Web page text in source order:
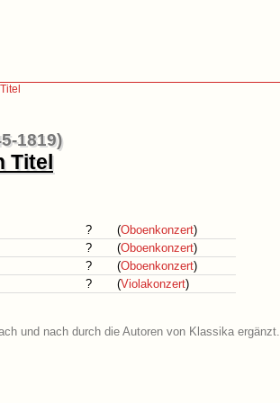
1819)
Titel
? (Oboenkonzert)
? (Oboenkonzert)
? (Oboenkonzert)
? (Violakonzert)
und nach durch die Autoren von Klassika ergänzt.